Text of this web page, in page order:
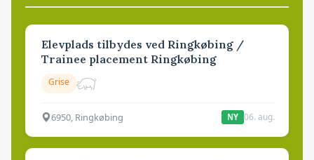
Elevplads tilbydes ved Ringkøbing /
Trainee placement Ringkøbing
Grise
6950, Ringkøbing NY 06. aug.